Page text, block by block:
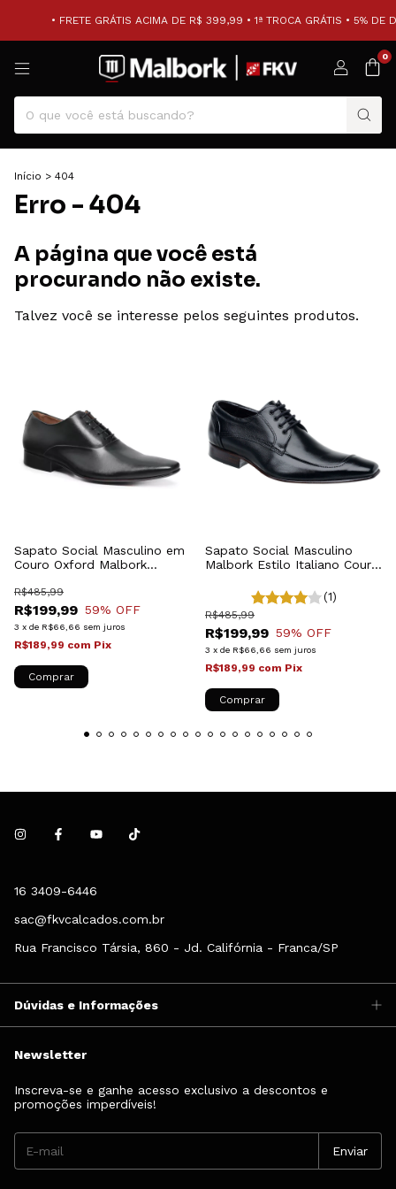
• FRETE GRÁTIS ACIMA DE R$ 399,99 • 1ª TROCA GRÁTIS • 5% DE
0
Início > 404
Erro - 404
A página que você está
procurando não existe.
Talvez você se interesse pelos seguintes produtos.
Sapato Social Masculino em
Couro Oxford Malbork
R$199,99
R$485,99
59% OFF
3 x de R$66,66 sem juros
R$189,99 com Pix
Comprar
Sapato Social Masculino
Malbork Estilo Italiano Couro
(1)
R$199,99
R$485,99
59% OFF
3 x de R$66,66 sem juros
R$189,99 com Pix
Comprar
16 3409-6446
sac@fkvcalcados.com.br
Rua Francisco Társia, 860 - Jd. Califórnia - Franca/SP
Dúvidas e Informações
Newsletter
Inscreva-se e ganhe acesso exclusivo a descontos e
promoções imperdíveis!